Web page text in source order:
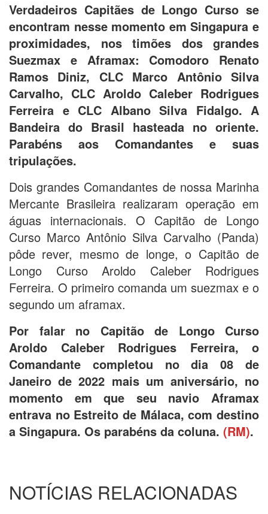
Verdadeiros Capitães de Longo Curso se
encontram nesse momento em Singapura e
proximidades, nos timões dos grandes
Suezmax e Aframax: Comodoro Renato
Ramos Diniz, CLC Marco Antônio Silva
Carvalho, CLC Aroldo Caleber Rodrigues
Ferreira e CLC Albano Silva Fidalgo. A
Bandeira do Brasil hasteada no oriente.
Parabéns aos Comandantes e suas
tripulações.
Dois grandes Comandantes de nossa Marinha
Mercante Brasileira realizaram operação em
águas internacionais. O Capitão de Longo
Curso Marco Antônio Silva Carvalho (Panda)
pôde rever, mesmo de longe, o Capitão de
Longo Curso Aroldo Caleber Rodrigues
Ferreira. O primeiro comanda um suezmax e o
segundo um aframax.
Por falar no Capitão de Longo Curso
Aroldo Caleber Rodrigues Ferreira, o
Comandante completou no dia 08 de
Janeiro de 2022 mais um aniversário, no
momento em que seu navio Aframax
entrava no Estreito de Málaca, com destino
a Singapura. Os parabéns da coluna. (RM).
NOTÍCIAS RELACIONADAS